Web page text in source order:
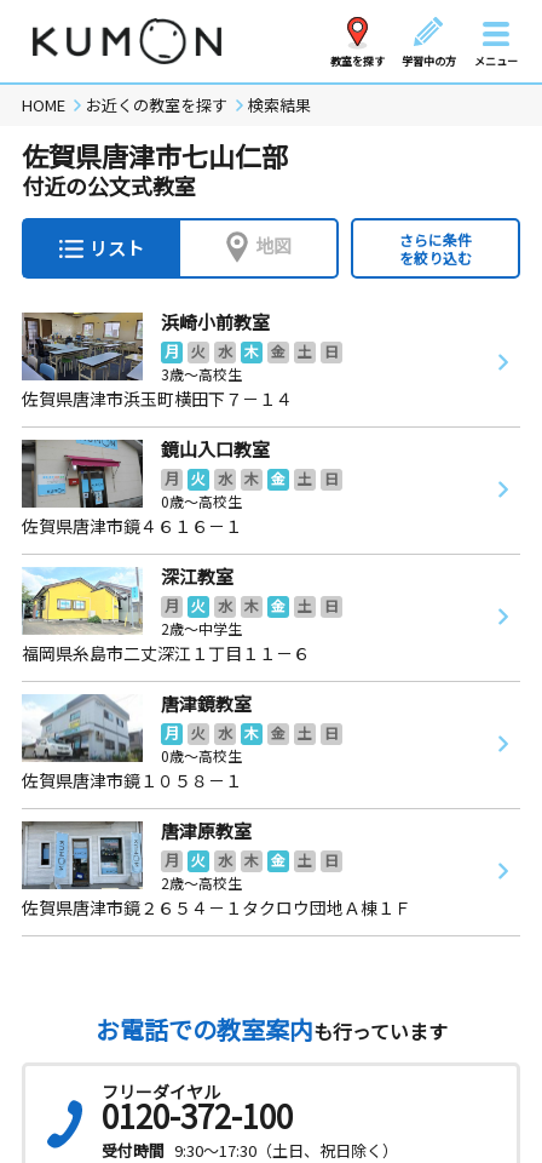
教室を探す 学習中の方 メニュー
HOME お近くの教室を探す 検索結果
佐賀県唐津市七山仁部
付近の公文式教室
リスト 地図
さらに条件
を絞り込む
浜崎小前教室
月 火 水 木 金 土
日
3歳～高校生
佐賀県唐津市浜玉町横田下７－１４
鏡山入口教室
月 火 水 木 金 土
日
0歳～高校生
佐賀県唐津市鏡４６１６－１
深江教室
月 火 水 木 金 土
日
2歳～中学生
福岡県糸島市二丈深江１丁目１１－６
唐津鏡教室
月 火 水 木 金 土
日
0歳～高校生
佐賀県唐津市鏡１０５８－１
唐津原教室
月 火 水 木 金 土
日
2歳～高校生
佐賀県唐津市鏡２６５４－１タクロウ団地Ａ棟１Ｆ
お電話での教室案内も行っています
フリーダイヤル
0120-372-100
受付時間 9:30～17:30（土日、祝日除く）